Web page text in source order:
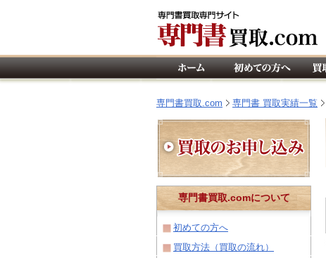
専門書買取.com 専門書 買取実績一覧
専門書買取.comについて
初めての方へ
買取方法（買取の流れ）